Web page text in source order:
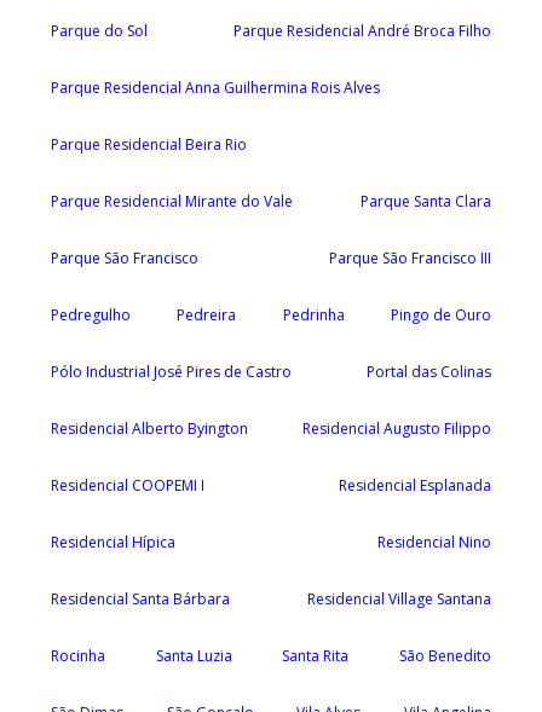
Parque do Sol Parque Residencial André Broca Filho
Parque Residencial Anna Guilhermina Rois Alves
Parque Residencial Beira Rio
Parque Residencial Mirante do Vale Parque Santa Clara
Parque São Francisco Parque São Francisco III
Pedregulho Pedreira Pedrinha Pingo de Ouro
Pólo Industrial José Pires de Castro Portal das Colinas
Residencial Alberto Byington Residencial Augusto Filippo
Residencial COOPEMI I Residencial Esplanada
Residencial Hípica Residencial Nino
Residencial Santa Bárbara Residencial Village Santana
Rocinha Santa Luzia Santa Rita São Benedito